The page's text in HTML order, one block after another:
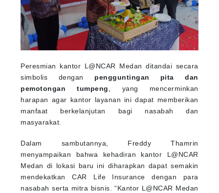
Peresmian kantor L@NCAR Medan ditandai secara
simbolis dengan pengguntingan pita dan
pemotongan tumpeng
, yang mencerminkan
harapan agar kantor layanan ini dapat memberikan
manfaat berkelanjutan bagi nasabah dan
masyarakat.
Dalam sambutannya, Freddy Thamrin
menyampaikan bahwa kehadiran kantor L@NCAR
Medan di lokasi baru ini diharapkan dapat semakin
mendekatkan CAR Life Insurance dengan para
nasabah serta mitra bisnis. “Kantor L@NCAR Medan